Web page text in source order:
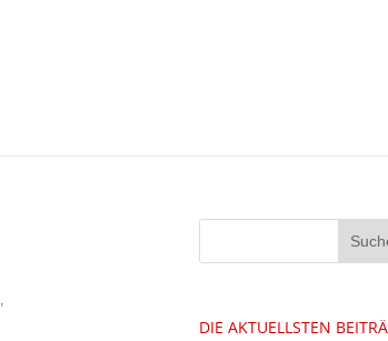
,
DIE AKTUELLSTEN